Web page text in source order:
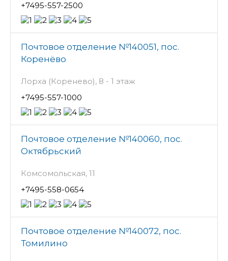
+7495-557-2500
Почтовое отделение №140051, пос.
Коренёво
Лорха (Коренево), 8 - 1 этаж
+7495-557-1000
Почтовое отделение №140060, пос.
Октябрьский
Комсомольская, 11
+7495-558-0654
Почтовое отделение №140072, пос.
Томилино